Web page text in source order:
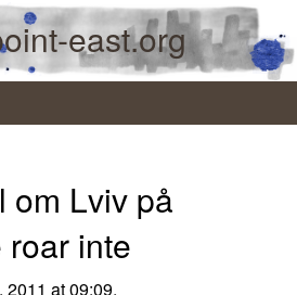
east.org
om Lviv på
inte
2011 at 09:09.